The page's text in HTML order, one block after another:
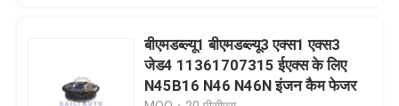
बीएमडब्ल्यू1 बीएमडब्ल्यू3 एक्स1 एक्स3
जेड4 11361707315 ईएक्स के लिए
N45B16 N46 N46N इंजन कैम फेजर